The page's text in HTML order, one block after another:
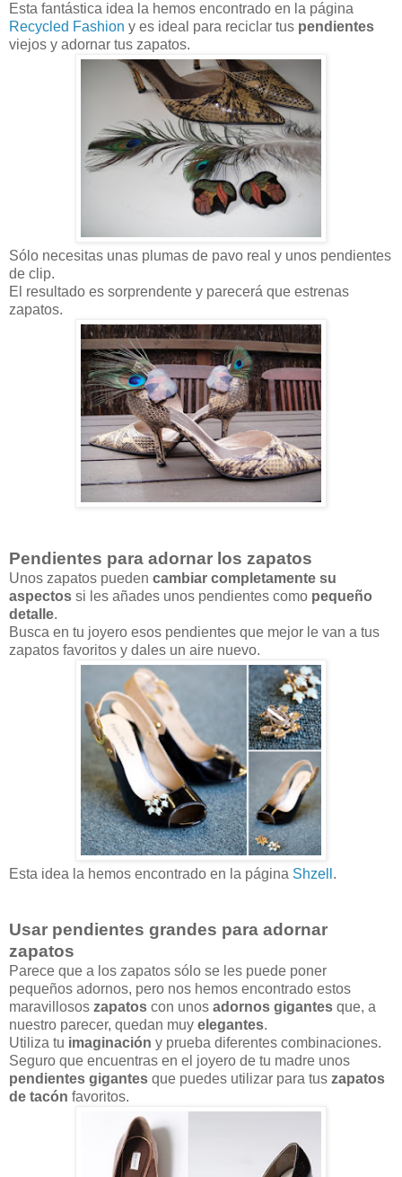
Esta fantástica idea la hemos encontrado en la página
Recycled Fashion y es ideal para reciclar tus pendientes
viejos y adornar tus zapatos.
Sólo necesitas unas plumas de pavo real y unos pendientes
de clip.
El resultado es sorprendente y parecerá que estrenas
zapatos.
Pendientes para adornar los zapatos
Unos zapatos pueden cambiar completamente su
aspectos si les añades unos pendientes como pequeño
detalle.
Busca en tu joyero esos pendientes que mejor le van a tus
zapatos favoritos y dales un aire nuevo.
Esta idea la hemos encontrado en la página Shzell .
Usar pendientes grandes para adornar
zapatos
Parece que a los zapatos sólo se les puede poner
pequeños adornos, pero nos hemos encontrado estos
maravillosos zapatos con unos adornos gigantes que, a
nuestro parecer, quedan muy elegantes.
Utiliza tu imaginación y prueba diferentes combinaciones.
Seguro que encuentras en el joyero de tu madre unos
pendientes gigantes que puedes utilizar para tus zapatos
de tacón favoritos.